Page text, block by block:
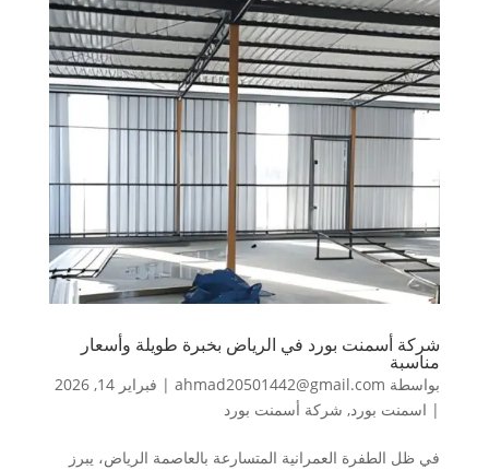
شركة أسمنت بورد في الرياض بخبرة طويلة وأسعار
مناسبة
بواسطة ahmad20501442@gmail.com
| فبراير 14, 2026
| اسمنت بورد, شركة أسمنت بورد
في ظل الطفرة العمرانية المتسارعة بالعاصمة الرياض، يبرز